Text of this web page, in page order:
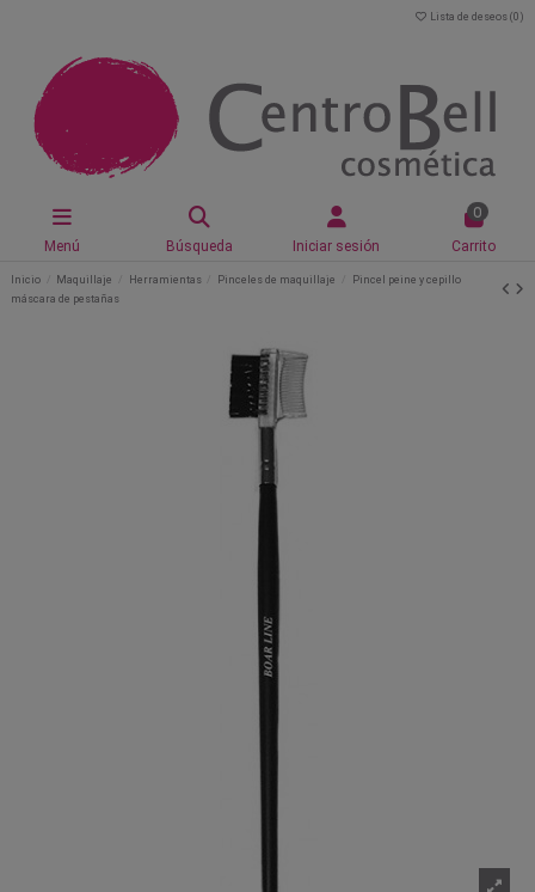
Lista de deseos (0 )
Menú Búsqueda Iniciar sesión
0
Carrito
Inicio Maquillaje Herramientas Pinceles de maquillaje
Pincel peine y cepillo
máscara de pestañas